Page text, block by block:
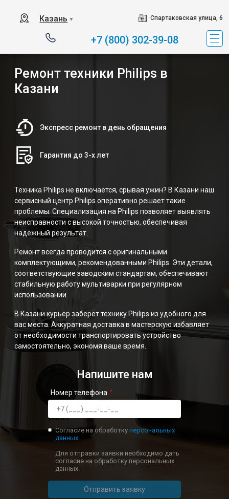
Казань ▼ Спартаковская улица, 6
+7 (800) 302-39-08
Ремонт техники Philips в
Казани
Экспресс ремонт в день обращения
Гарантия до 3-х лет
Техника Philips не включается, срывая ужин? В Казани наш
сервисный центр Philips оперативно решает такие
проблемы. Специализация на Philips позволяет выявлять
неисправности с высокой точностью, обеспечивая
надёжный результат.
Ремонт всегда проводится с оригинальными
комплектующими, рекомендованными Philips. Эти детали,
соответствующие заводским стандартам, обеспечивают
стабильную работу мультиварки при регулярном
использовании.
В Казани курьер заберёт технику Philips из удобного для
вас места. Аккуратная доставка в мастерскую избавляет
от необходимости транспортировать устройство
самостоятельно, экономя ваше время.
Напишите нам
Номер телефона
Согласие на обработку персональных
данных.
Для отправки заявки необходимо дать
согласие на обработку персональных
данных.
Отправить заявку